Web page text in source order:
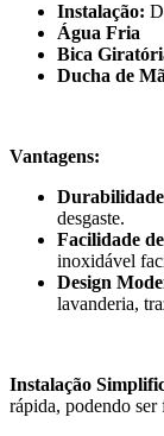
Instalação:
Água Fria
Bica
Ducha de
Vantagens:
desgaste.
Facilidade
inoxidável
Design
lavanderia,
Instalação
rápida, podendo ser